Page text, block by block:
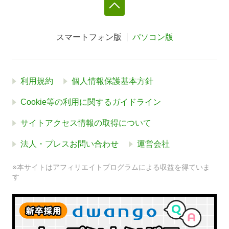
スマートフォン版 パソコン版
利用規約 個人情報保護基本方針
Cookie等の利用に関するガイドライン
サイトアクセス情報の取得について
法人・プレスお問い合わせ 運営会社
※本サイトはアフィリエイトプログラムによる収益を得ていま
す